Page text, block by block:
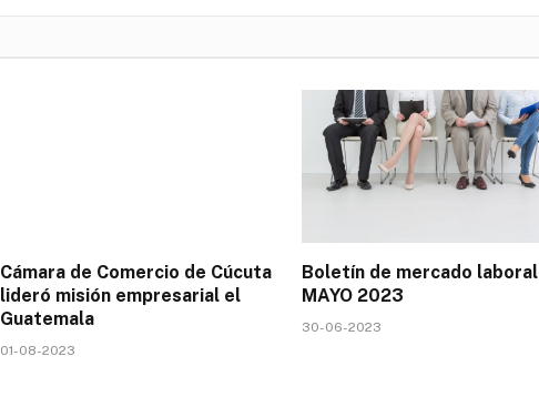
Cámara de Comercio de Cúcuta
lideró misión empresarial el
Guatemala
01-08-2023
Boletín de mercado laboral
MAYO 2023
30-06-2023